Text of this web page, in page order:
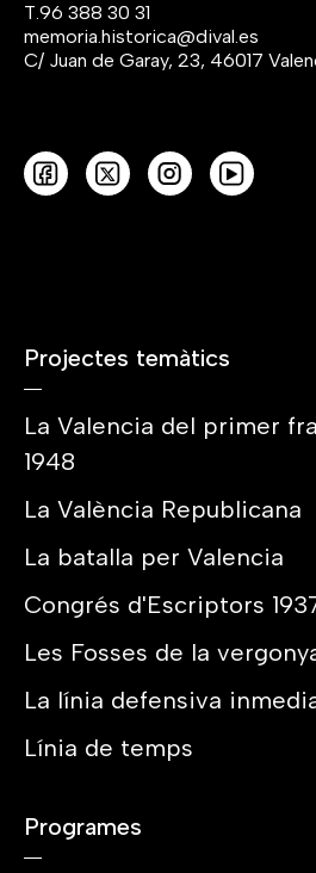
T.96 388 30 31
memoria.historica@dival.es
C/ Juan de Garay, 23, 46017
Projectes temàtics
La Valencia del primer
1948
La València Republicana
La batalla per Valencia
Congrés d'Escriptors
Les Fosses de la
La línia defensiva
Línia de temps
Programes